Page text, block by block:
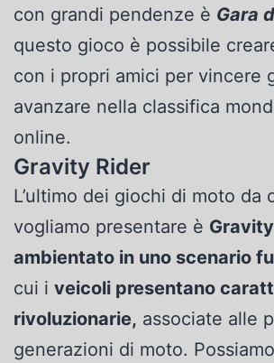
con grandi pendenze è Gara
questo gioco è possibile
con i propri amici per vincere
avanzare nella classifica
online.
Gravity Rider
L’ultimo dei giochi di moto da
vogliamo presentare è
ambientato in uno scenario
cui i veicoli presentano
rivoluzionarie, associate alle
generazioni di moto.